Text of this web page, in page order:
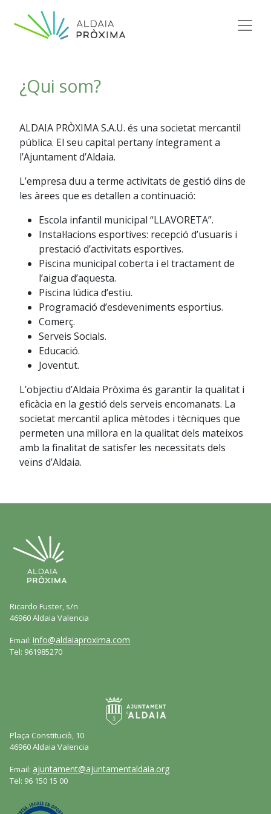
Navegació principal
¿Qui som?
ALDAIA PRÒXIMA S.A.U. és una societat mercantil
pública. El seu capital pertany íntegrament a
l’Ajuntament d’Aldaia.
L’empresa duu a terme activitats de gestió dins de
les àrees que es detallen a continuació:
Escola infantil municipal “LLAVORETA”.
Instal·lacions esportives: recepció d’usuaris i
prestació d’activitats esportives.
Piscina municipal coberta i el tractament de
l’aigua d’aquesta.
Piscina lúdica d’estiu.
Programació d’esdeveniments esportius.
Comerç.
Serveis Socials.
Educació.
Joventut.
L’objectiu d’Aldaia Pròxima és garantir la qualitat i
eficàcia en la gestió dels serveis encomanats. La
societat mercantil aplica mètodes i tècniques que
permeten una millora en la qualitat dels mateixos
amb la finalitat de satisfer les necessitats dels
veïns d’Aldaia.
Ricardo Fuster, s/n
46960 Aldaia Valencia
Email:info@aldaiaproxima.com
Tel: 961985270
Plaça Constituciò, 10
46960 Aldaia Valencia
Email: ajuntament@ajuntamentaldaia.org
Tel: 96 150 15 00